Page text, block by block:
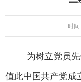
一
时
为树立党员
值此中国共产党成